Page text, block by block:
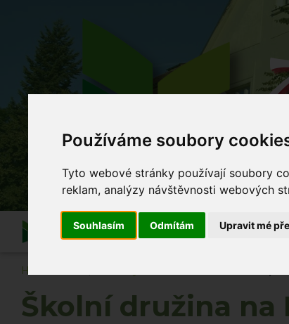
Používáme soubory
Tyto webové stránky používají soubory
reklam, analýzy návštěvnosti webových
Souhlasím Odmítám Upravit mé
Co
Informace O škole Akce školy Po
Hlavní strana
Školní družina na